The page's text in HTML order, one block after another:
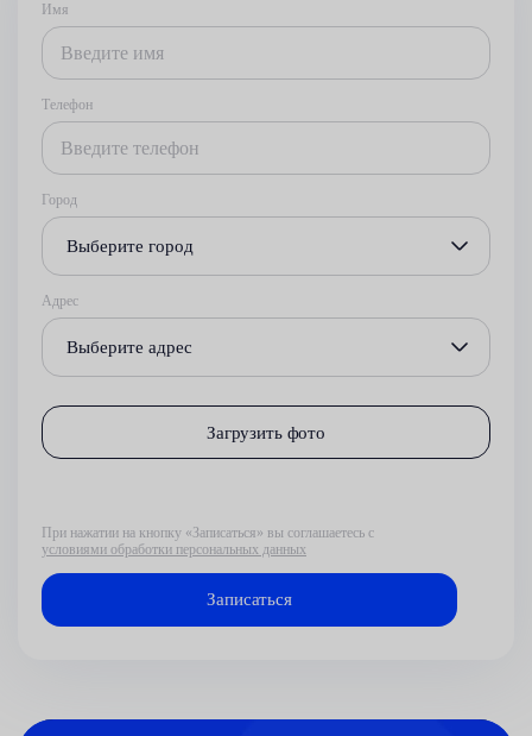
Имя
Телефон
Город
Выберите город
Адрес
Выберите адрес
Загрузить фото
При нажатии на кнопку «Записаться» вы соглашаетесь с
условиями обработки персональных данных